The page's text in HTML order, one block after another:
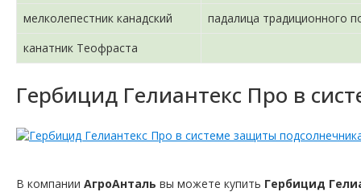
мелколепестник канадский
падалица традиционного
канатник Теофраста
Гербицид Гелиантекс Про в
В компании АгроАнталь вы можете купить Гербицид